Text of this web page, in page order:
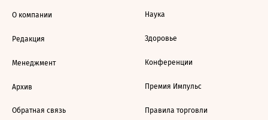
О компании
Редакция
Менеджмент
Архив
Обратная связь
Наука
Здоровье
Конференции
Премия Импульс
Правила торговли